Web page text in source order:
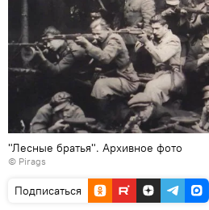
"Лесные братья". Архивное фото
© Pirags
Подписаться